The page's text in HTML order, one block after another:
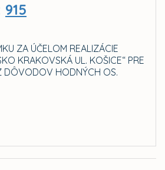
915
ZA ÚČELOM REALIZÁCIE
KRAKOVSKÁ UL. KOŠICE“ PRE
DÔVODOV HODNÝCH OS.